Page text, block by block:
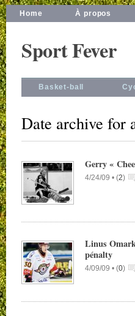
Home À propos
Sport Fever
Basket-ball
Date archive for
Gerry «
4/24/09 • (2)
Linus
pénalty
4/09/09 • (0)